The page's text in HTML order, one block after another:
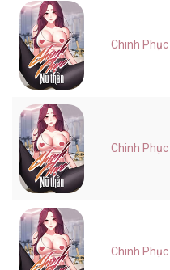
Chinh
Chinh
Chinh